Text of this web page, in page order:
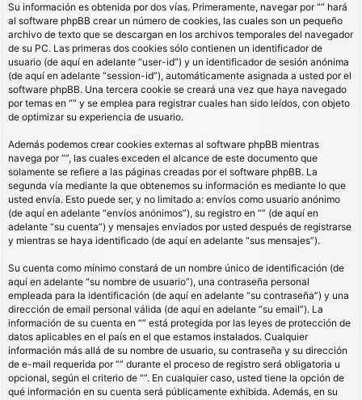
Su información es obtenida por dos vías. Primeramente, navegar por “” hará
al software phpBB crear un número de cookies, las cuales son un pequeño
archivo de texto que se descargan en los archivos temporales del navegador
de su PC. Las primeras dos cookies sólo contienen un identificador de
usuario (de aquí en adelante “user-id”) y un identificador de sesión anónima
(de aquí en adelante “session-id”), automáticamente asignada a usted por el
software phpBB. Una tercera cookie se creará una vez que haya navegado
por temas en “” y se emplea para registrar cuales han sido leídos, con objeto
de optimizar su experiencia de usuario.
Además podemos crear cookies externas al software phpBB mientras
navega por “”, las cuales exceden el alcance de este documento que
solamente se refiere a las páginas creadas por el software phpBB. La
segunda vía mediante la que obtenemos su información es mediante lo que
usted envía. Esto puede ser, y no limitado a: envíos como usuario anónimo
(de aquí en adelante “envíos anónimos”), su registro en “” (de aquí en
adelante “su cuenta”) y mensajes enviados por usted después de registrarse
y mientras se haya identificado (de aquí en adelante “sus mensajes”).
Su cuenta como mínimo constará de un nombre único de identificación (de
aquí en adelante “su nombre de usuario”), una contraseña personal
empleada para la identificación (de aquí en adelante “su contraseña”) y una
dirección de email personal válida (de aquí en adelante “su email”). La
información de su cuenta en “” está protegida por las leyes de protección de
datos aplicables en el país en el que estamos instalados. Cualquier
información más allá de su nombre de usuario, su contraseña y su dirección
de e-mail requerida por “” durante el proceso de registro será obligatoria u
opcional, según el criterio de “”. En cualquier caso, usted tiene la opción de
qué información en su cuenta será públicamente exhibida. Además, en su